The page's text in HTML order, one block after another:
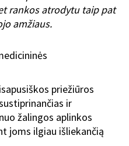
rankos atrodytu taip pat
amžiaus.
priežiūros
ir
žalingos aplinkos
joms ilgiau išliekančią